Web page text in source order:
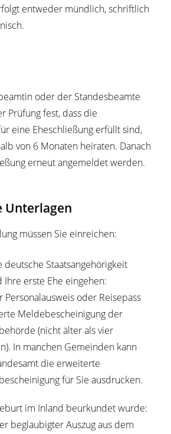
entweder mündlich, schriftlich
oder der Standesbeamte
Prüfung fest, dass die
eine Eheschließung erfüllt sind,
von 6 Monaten heiraten. Danach
erneut angemeldet werden.
Unterlagen
müssen Sie einreichen:
deutsche Staatsangehörigkeit
Ihre erste Ehe eingehen:
Personalausweis oder Reisepass
Meldebescheinigung der
(nicht älter als vier
In manchen Gemeinden kann
die erweiterte
für Sie ausdrucken.
im Inland beurkundet wurde:
beglaubigter Auszug aus dem